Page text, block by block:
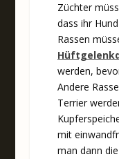
Züchter
dass ihr
Rassen
werden,
Andere
Terrier
mit
man dann